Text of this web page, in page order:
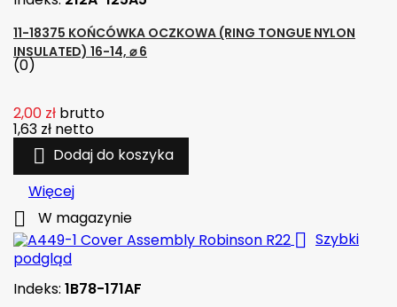
11-18375 KOŃCÓWKA OCZKOWA (RING TONGUE NYLON
INSULATED) 16-14, ⌀ 6
(0)
2,00 zł brutto
1,63 zł netto
 Dodaj do koszyka
Więcej
 W magazynie
 Szybki
podgląd
Indeks: 1B78-171AF